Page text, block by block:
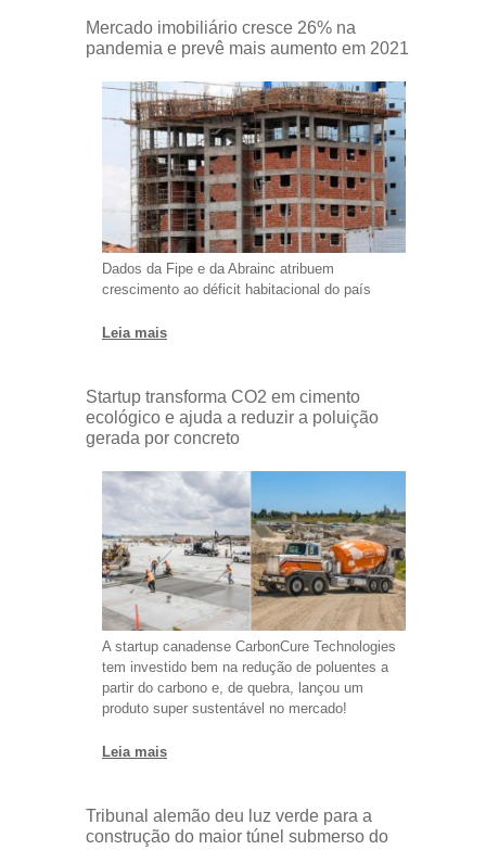
Mercado imobiliário cresce 26% na
pandemia e prevê mais aumento em 2021
Dados da Fipe e da Abrainc atribuem
crescimento ao déficit habitacional do país
Leia mais
Startup transforma CO2 em cimento
ecológico e ajuda a reduzir a poluição
gerada por concreto
A startup canadense CarbonCure Technologies
tem investido bem na redução de poluentes a
partir do carbono e, de quebra, lançou um
produto super sustentável no mercado!
Leia mais
Tribunal alemão deu luz verde para a
construção do maior túnel submerso do